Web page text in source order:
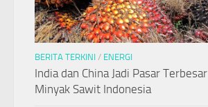
BERITA TERKINI / ENERGI
India dan China Jadi Pasar Terbesar
Minyak Sawit Indonesia